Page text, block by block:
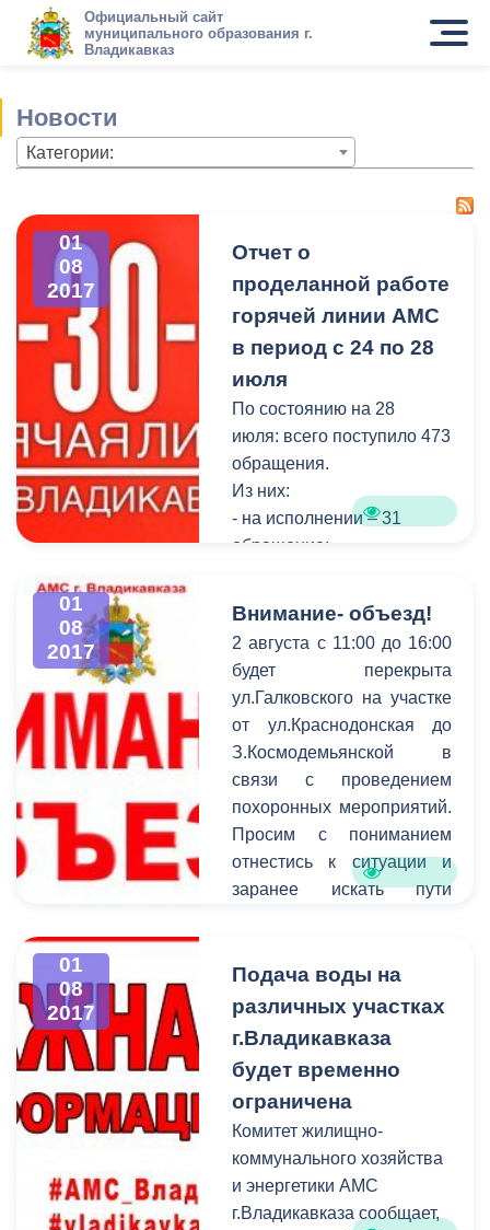
Официальный сайт
муниципального образования г.
Владикавказ
Новости
Категории:
01
08
2017
Отчет о
проделанной работе
горячей линии АМС
в период с 24 по 28
июля
По состоянию на 28
июля: всего поступило 473
обращения.
Из них:
- на исполнении – 31
обращение;
информацией обратились
450 человек.
01
08
2017
Внимание- объезд!
2 августа с 11:00 до 16:00
будет перекрыта
ул.Галковского на участке
от ул.Краснодонская до
З.Космодемьянской в
связи с проведением
похоронных мероприятий.
Просим с пониманием
отнестись к ситуации и
заранее искать пути
01
08
2017
Подача воды на
различных участках
г.Владикавказа
будет временно
ограничена
Комитет жилищно-
коммунального хозяйства
и энергетики АМС
г.Владикавказа сообщает,